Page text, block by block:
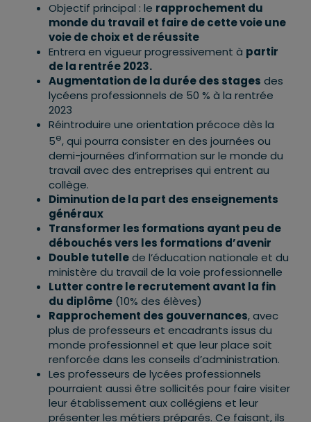
Objectif principal : le rapprochement du
monde du travail et faire de cette voie une
voie de choix et de réussite
Entrera en vigueur progressivement à partir
de la rentrée 2023.
Augmentation de la durée des stages des
lycéens professionnels de 50 % à la rentrée
2023
Réintroduire une orientation précoce dès la
5e, qui pourra consister en des journées ou
demi-journées d’information sur le monde du
travail avec des entreprises qui entrent au
collège.
Diminution de la part des enseignements
généraux
Transformer les formations ayant peu de
débouchés vers les formations d’avenir
Double tutellede l’éducation nationale et du
ministère du travail de la voie professionnelle
Lutter contre le recrutement avant la fin
du diplôme (10% des élèves)
Rapprochement des gouvernances, avec
plus de professeurs et encadrants issus du
monde professionnel et que leur place soit
renforcée dans les conseils d’administration.
Les professeurs de lycées professionnels
pourraient aussi être sollicités pour faire visiter
leur établissement aux collégiens et leur
présenter les métiers préparés. Ce faisant, ils